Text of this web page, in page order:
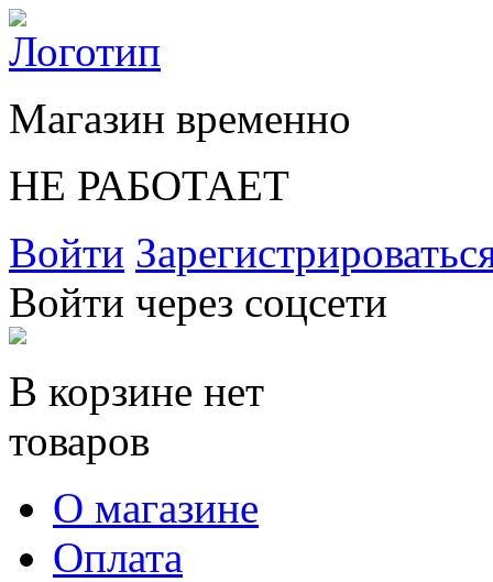
Магазин временно
НЕ РАБОТАЕТ
Войти
Войти через соцсети
В корзине нет
товаров
О магазине
Оплата